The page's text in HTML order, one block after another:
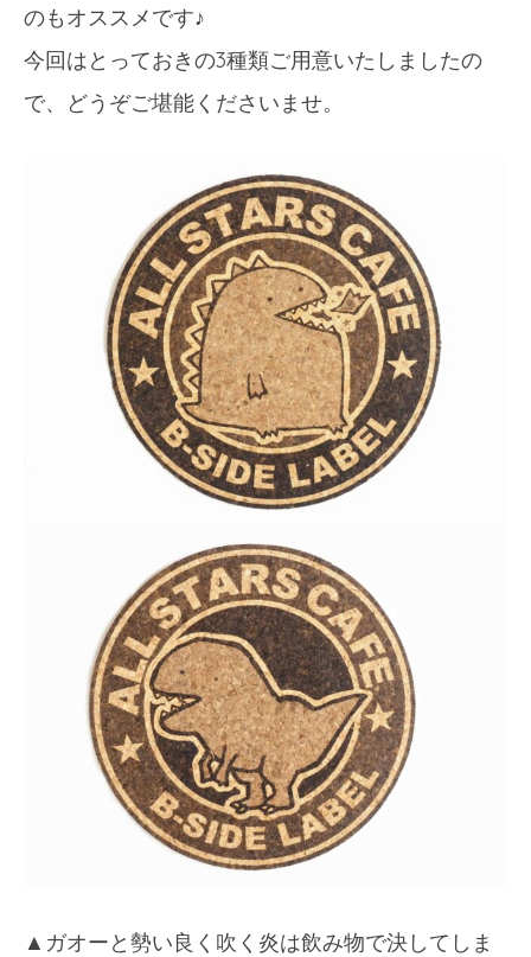
のもオススメです♪
今回はとっておきの3種類ご用意いたしましたの
で、どうぞご堪能くださいませ。
▲ガオーと勢い良く吹く炎は飲み物で決してしま